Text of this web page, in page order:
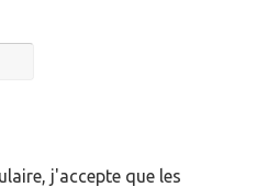
j'accepte que les